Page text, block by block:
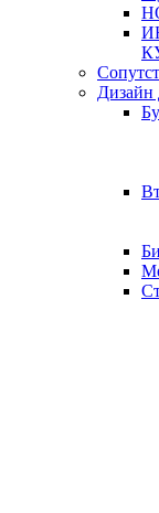
Дизайн